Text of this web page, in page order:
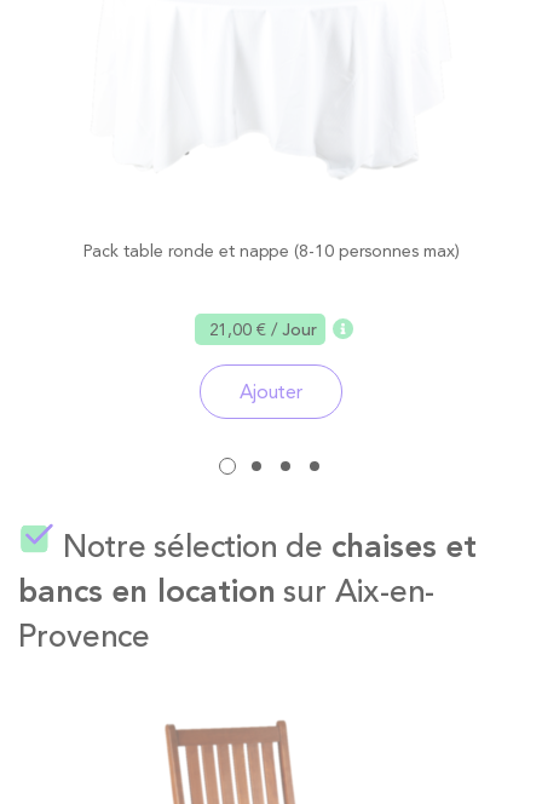
Pack table ronde et nappe (8-10 personnes max)
21,00 €/ Jour
Ajouter
Notre sélection de chaises et
bancs en location sur Aix-en-
Provence